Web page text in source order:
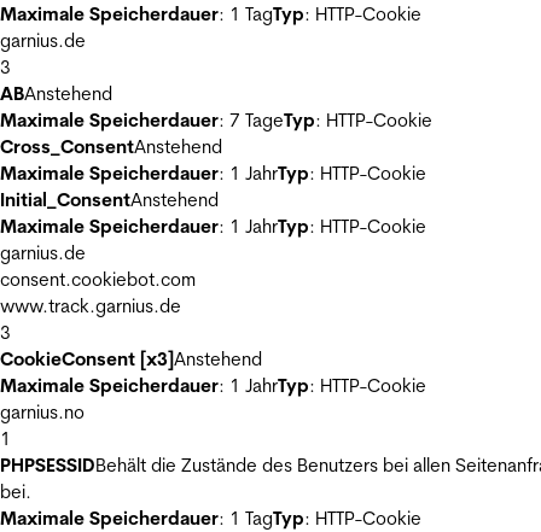
Maximale Speicherdauer: 1 TagTyp: HTTP-Cookie
garnius.de
3
ABAnstehend
Maximale Speicherdauer: 7 TageTyp: HTTP-Cookie
Cross_ConsentAnstehend
Maximale Speicherdauer: 1 JahrTyp: HTTP-Cookie
Initial_ConsentAnstehend
Maximale Speicherdauer: 1 JahrTyp: HTTP-Cookie
garnius.de
consent.cookiebot.com
www.track.garnius.de
3
CookieConsent [x3]Anstehend
Maximale Speicherdauer: 1 JahrTyp: HTTP-Cookie
garnius.no
1
PHPSESSIDBehält die Zustände des Benutzers bei allen
bei.
Maximale Speicherdauer: 1 TagTyp: HTTP-Cookie